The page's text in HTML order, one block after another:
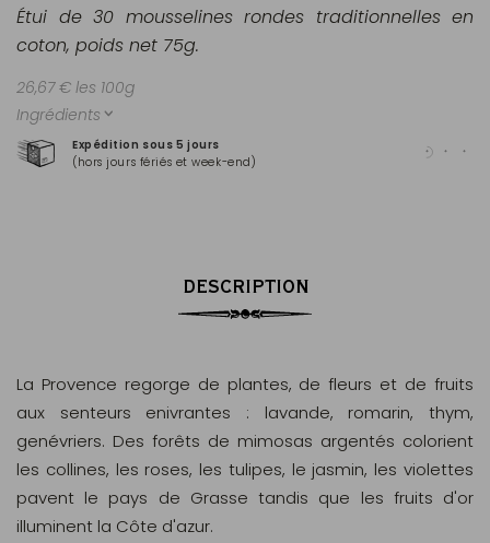
Expédition sous 5 jours
(hors jours fériés et week-end)
Étui de 30 mousselines rondes traditionnelles en
coton, poids net 75g.
26,67 € les 100g
Ingrédients
DESCRIPTION
La Provence regorge de plantes, de fleurs et de fruits
aux senteurs enivrantes : lavande, romarin, thym,
genévriers. Des forêts de mimosas argentés colorient
les collines, les roses, les tulipes, le jasmin, les violettes
pavent le pays de Grasse tandis que les fruits d'or
illuminent la Côte d'azur.